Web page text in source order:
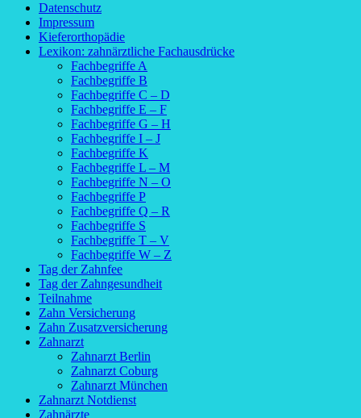
Datenschutz
Impressum
Kieferorthopädie
Lexikon: zahnärztliche Fachausdrücke
Fachbegriffe A
Fachbegriffe B
Fachbegriffe C – D
Fachbegriffe E – F
Fachbegriffe G – H
Fachbegriffe I – J
Fachbegriffe K
Fachbegriffe L – M
Fachbegriffe N – O
Fachbegriffe P
Fachbegriffe Q – R
Fachbegriffe S
Fachbegriffe T – V
Fachbegriffe W – Z
Tag der Zahnfee
Tag der Zahngesundheit
Teilnahme
Zahn Versicherung
Zahn Zusatzversicherung
Zahnarzt
Zahnarzt Berlin
Zahnarzt Coburg
Zahnarzt München
Zahnarzt Notdienst
Zahnärzte